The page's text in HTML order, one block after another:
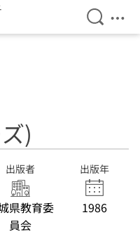
検索を
メ
)
出版者
県教育委
員会
出版年
1986